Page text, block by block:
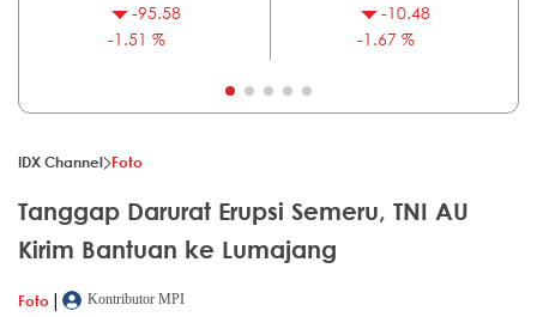
-95.58
-1.51 %
-10.48
-1.67 %
IDX Channel Foto
Tanggap Darurat Erupsi Semeru, TNI AU
Kirim Bantuan ke Lumajang
Foto |
Kontributor MPI